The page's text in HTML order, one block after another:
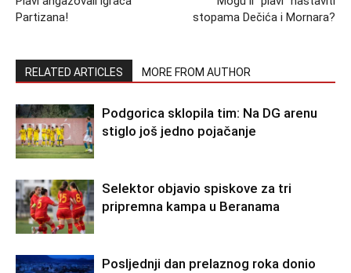
Partizana!
stopama Dečića i Mornara?
RELATED ARTICLES MORE FROM AUTHOR
Podgorica sklopila tim: Na DG arenu
stiglo još jedno pojačanje
Selektor objavio spiskove za tri
pripremna kampa u Beranama
Posljednji dan prelaznog roka donio